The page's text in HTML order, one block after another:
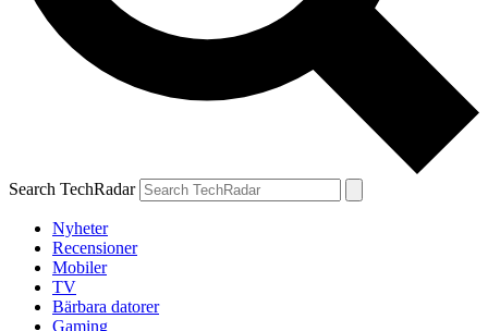
Search TechRadar
Nyheter
Recensioner
Mobiler
TV
Bärbara datorer
Gaming